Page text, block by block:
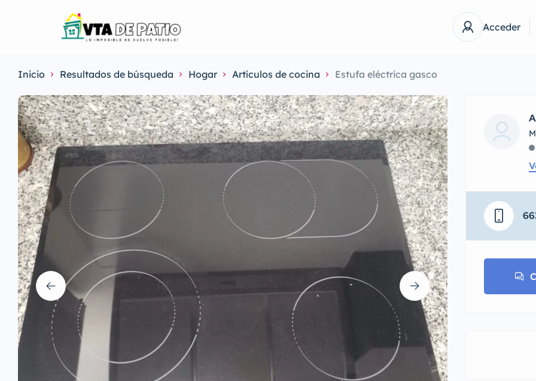
Acceder
Inicio Resultados de búsqueda Hogar Artículos de cocina Estufa eléctrica gasco